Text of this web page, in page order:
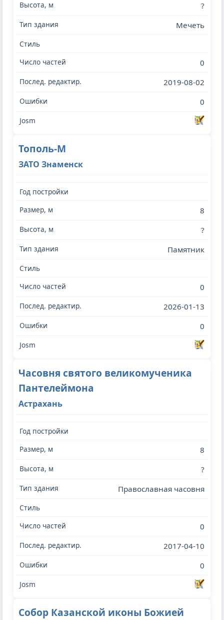
?
Мечеть
0
2019-08-02
0
Тополь-М
ЗАТО Знаменск
8
?
Памятник
0
2026-01-13
0
Часовня святого великомученика
Пантелеймона
Астрахань
8
?
Православная часовня
0
2017-04-10
0
Собор Казанской иконы Божией